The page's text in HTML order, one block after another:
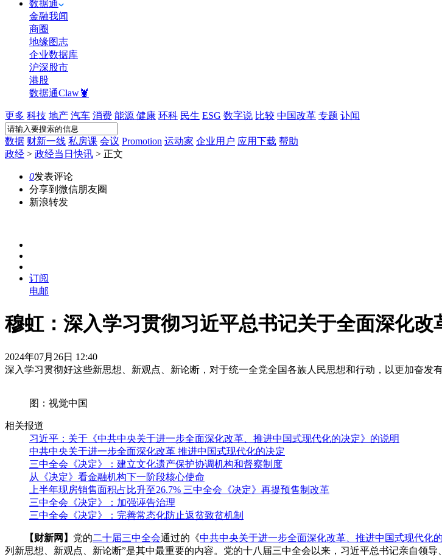
数据通
金融我闻
商圈
地缘图志
企业数据库
沪深股市
港股
数据通Claw🦞
更多 科技 地产 汽车 消费 能源 健康 环科 民生 ESG 数字说 比较 中国改革 专题 讣闻
数据 财新一线 私房课 会议 Promotion 运动家 企业用户 应用下载 帮助
政经 > 政经当日快讯 > 正文
0发表评论
分享到微信朋友圈
新浪转发
订阅
电邮
穆虹：深入学习贯彻习近平总书记关于全面深化
2024年07月26日 12:40
深入学习贯彻好这些新思想、新观点、新论断，对于统一全党全国各族人民思想和行动，以更加奋发
图：视觉中国
相关报道
习近平：关于《中共中央关于进一步全面深化改革、推进中国式现代化的决定》的说明
中共中央关于进一步全面深化改革 推进中国式现代化的决定
三中全会《决定》：建立文化遗产保护协调机构和督察制度
从《决定》看金融机构下一阶段核心使命
上半年现房销售面积占比升至26.7% 三中全会《决定》再提预售制改革
三中全会《决定》：加强诬告治理
三中全会《决定》：完善常态化防止返贫致贫机制
【财新网】 党的二十届三中全会通过的《中共中央关于进一步全面深化改革、推进中国式现代化
列新思想、新观点、新论断”是其中最重要的内容。党的十八届三中全会以来，习近平总书记亲自领